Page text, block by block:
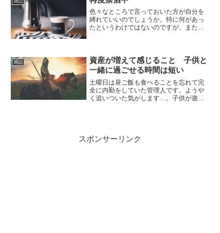
がってい...
色々なところで言っておいた方が自分を
縛れていいのでしょうか。特に何があっ
たというわけではないのですが、また禁
です。禁酒前より飲むこと...
雑記
資産が増えて感じること 子供と
一緒に過ごせる時間は短い
土曜日は昼ご飯も食べることを忘れて完
全に内勤をしていた管理人です。ようや
く追いついた気がします…。子供が遊び
スポンサーリンク